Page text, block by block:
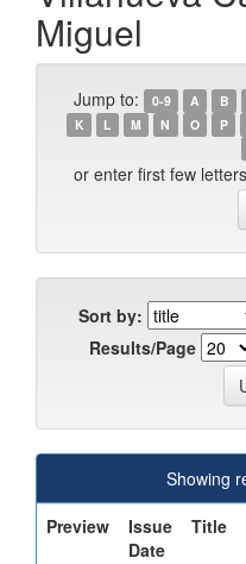
Miguel
Jump to: 0-9 A B
K
L M N O P
or enter first few
Sort by:
Results/Page
Showing
Preview
Issue
Date
Title